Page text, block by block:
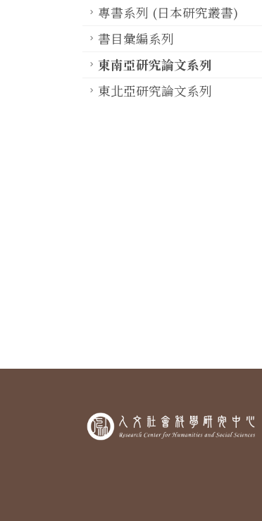
專書系列 (日本研究叢書)
書目彙編系列
東南亞研究論文系列
東北亞研究論文系列